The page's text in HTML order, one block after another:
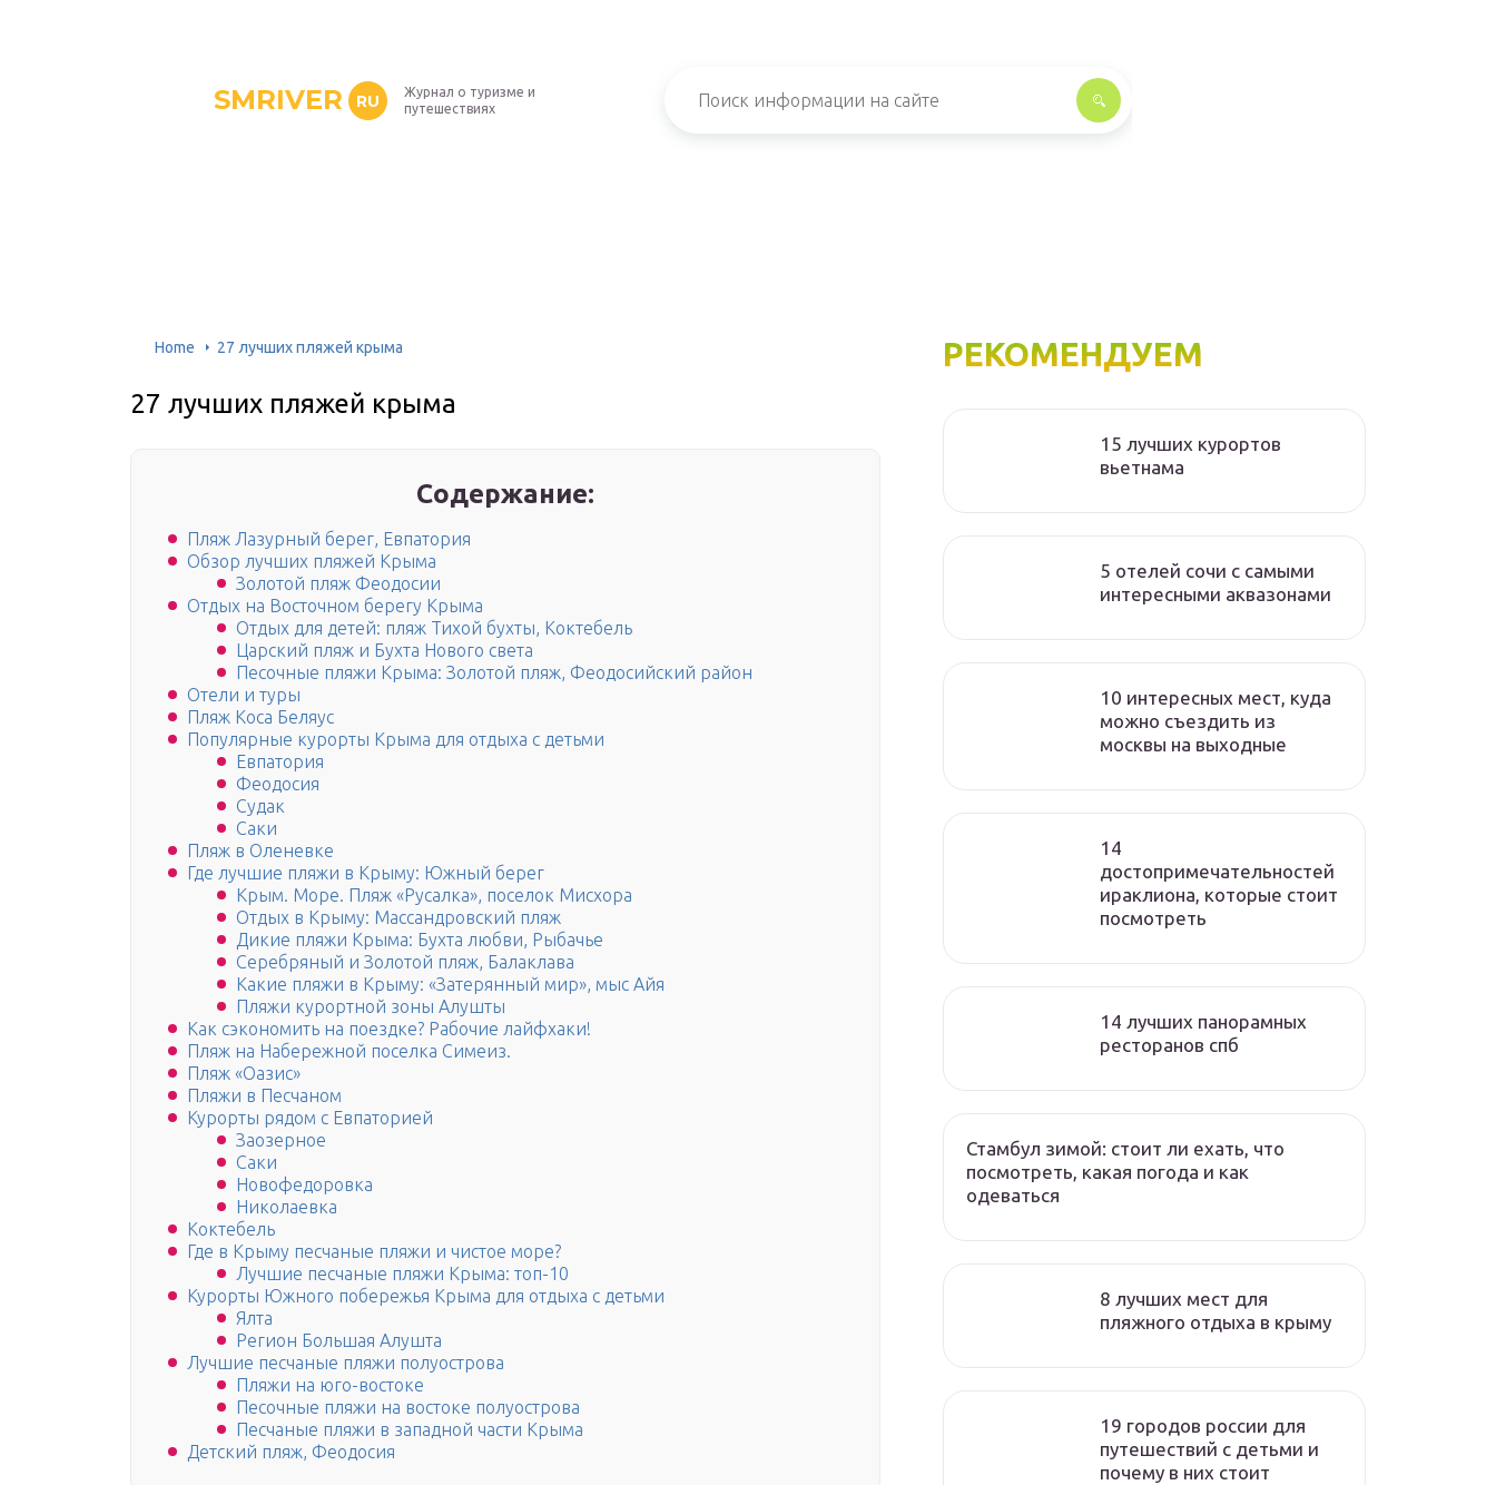
SMRIVER RU
Журнал о туризме и
путешествиях
Home 27 лучших пляжей крыма
27 лучших пляжей крыма
Содержание:
Пляж Лазурный берег, Евпатория
Обзор лучших пляжей Крыма
Золотой пляж Феодосии
Отдых на Восточном берегу Крыма
Отдых для детей: пляж Тихой бухты, Коктебель
Царский пляж и Бухта Нового света
Песочные пляжи Крыма: Золотой пляж, Феодосийский район
Отели и туры
Пляж Коса Беляус
Популярные курорты Крыма для отдыха с детьми
Евпатория
Феодосия
Судак
Саки
Пляж в Оленевке
Где лучшие пляжи в Крыму: Южный берег
Крым. Море. Пляж «Русалка», поселок Мисхора
Отдых в Крыму: Массандровский пляж
Дикие пляжи Крыма: Бухта любви, Рыбачье
Серебряный и Золотой пляж, Балаклава
Какие пляжи в Крыму: «Затерянный мир», мыс Айя
Пляжи курортной зоны Алушты
Как сэкономить на поездке? Рабочие лайфхаки!
Пляж на Набережной поселка Симеиз.
Пляж «Оазис»
Пляжи в Песчаном
Курорты рядом с Евпаторией
Заозерное
Саки
Новофедоровка
Николаевка
Коктебель
Где в Крыму песчаные пляжи и чистое море?
Лучшие песчаные пляжи Крыма: топ-10
Курорты Южного побережья Крыма для отдыха с детьми
Ялта
Регион Большая Алушта
Лучшие песчаные пляжи полуострова
Пляжи на юго-востоке
Песочные пляжи на востоке полуострова
Песчаные пляжи в западной части Крыма
Детский пляж, Феодосия
РЕКОМЕНДУЕМ
15 лучших курортов
вьетнама
5 отелей сочи с самыми
интересными аквазонами
10 интересных мест, куда
можно съездить из
москвы на выходные
14
достопримечательностей
ираклиона, которые стоит
посмотреть
14 лучших панорамных
ресторанов спб
Стамбул зимой: стоит ли ехать, что
посмотреть, какая погода и как
одеваться
8 лучших мест для
пляжного отдыха в крыму
19 городов россии для
путешествий с детьми и
почему в них стоит